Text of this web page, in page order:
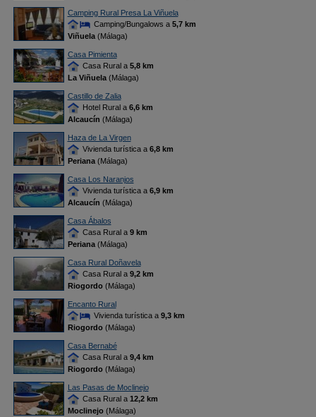
Camping Rural Presa La Viñuela
Camping/Bungalows a 5,7 km
Viñuela(Málaga)
Casa Pimienta
Casa Rural a 5,8 km
La Viñuela(Málaga)
Castillo de Zalia
Hotel Rural a 6,6 km
Alcaucín (Málaga)
Haza de La Virgen
Vivienda turística a 6,8 km
Periana(Málaga)
Casa Los Naranjos
Vivienda turística a 6,9 km
Alcaucín (Málaga)
Casa Ábalos
Casa Rural a 9 km
Periana(Málaga)
Casa Rural Doñavela
Casa Rural a 9,2 km
Riogordo(Málaga)
Encanto Rural
Vivienda turística a 9,3 km
Riogordo(Málaga)
Casa Bernabé
Casa Rural a 9,4 km
Riogordo(Málaga)
Las Pasas de Moclinejo
Casa Rural a 12,2 km
Moclinejo(Málaga)